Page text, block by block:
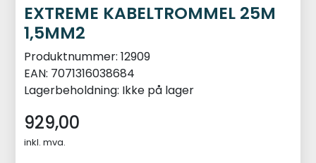
EXTREME KABELTROMMEL 25M
1,5MM2
Produktnummer: 12909
EAN: 7071316038684
Lagerbeholdning: Ikke på lager
929,00
inkl. mva.